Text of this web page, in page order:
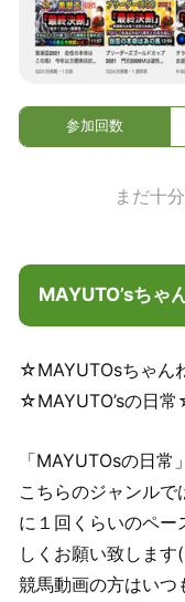
参加回数
まだ十
MAYUTO’sちゃ
☆MAYUTOsちゃん
☆MAYUTO’sの日
「MAYUTOsの日常
こちらのジャンル
に１回くらいのペー
しくお願い致しま
競馬動画の方はいつ